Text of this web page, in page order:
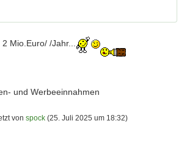
Mio.Euro/ /Jahr...
und Werbeeinnahmen
vonspock (25. Juli 2025 um 18:32)